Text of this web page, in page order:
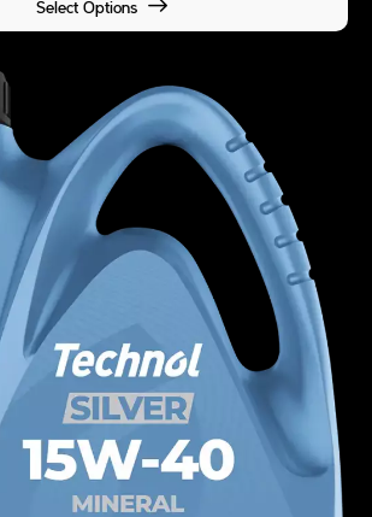
Select Options